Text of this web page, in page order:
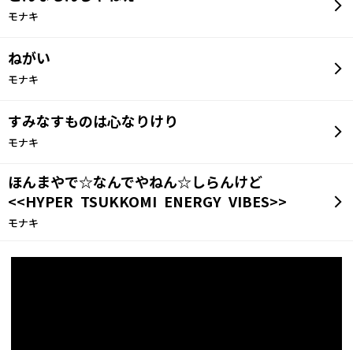
モナキ
ねがい
モナキ
すみなすものは心なりけり
モナキ
ほんまやで☆なんでやねん☆しらんけど
<<HYPER TSUKKOMI ENERGY VIBES>>
モナキ